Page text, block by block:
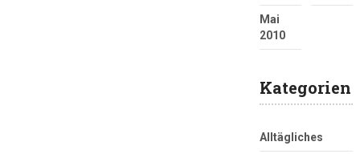
Mai
2010
Kategorien
Alltägliches